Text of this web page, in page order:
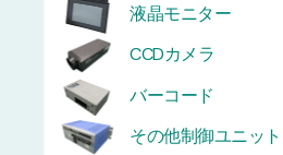
液晶モニター
CCDカメラ
バーコード
その他制御ユニット